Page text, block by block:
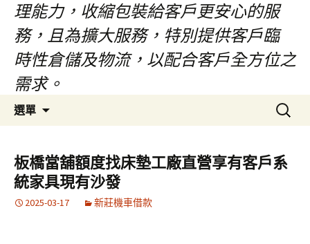
理能力，收縮包裝給客戶更安心的服
務，且為擴大服務，特別提供客戶臨
時性倉儲及物流，以配合客戶全方位之
需求。
選單
容
區
搜
尋
鍵
字:
板橋當舖額度找床墊工廠直營享有客戶系
統家具現有沙發
2025-03-17 新莊機車借款